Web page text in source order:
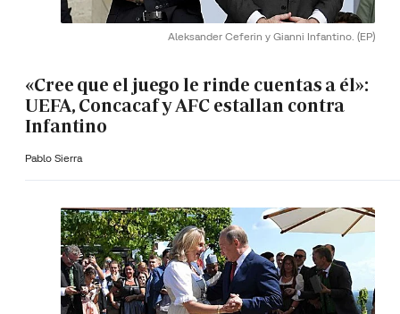
Aleksander Ceferin y Gianni Infantino. (EP)
«Cree que el juego le rinde cuentas a él»:
UEFA, Concacaf y AFC estallan contra
Infantino
Pablo Sierra